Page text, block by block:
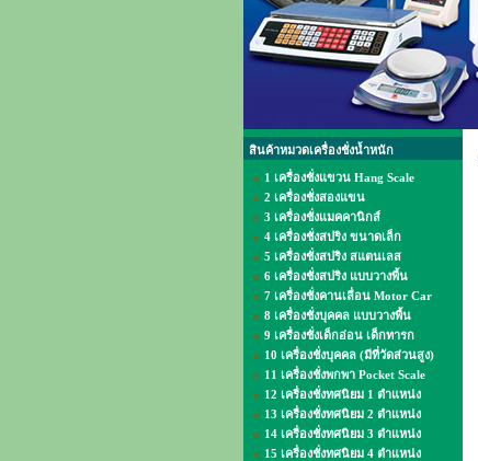
สินค้าหมวดเครื่องชั่งน้ำหนัก
1 เครื่องชั่งแขวน Hang Scale
2 เครื่องชั่งสองแขน
3 เครื่องชั่งแมคคานิกส์
4 เครื่องชั่งสปริง ขนาดเล็ก
5 เครื่องชั่งสปริง สแตนเลส
6 เครื่องชั่งสปริง แบบวางพื้น
7 เครื่องชั่งคานเลื่อน Motor Car
8 เครื่องชั่งบุคคล แบบวางพื้น
9 เครื่องชั่งเด็กอ่อน เด็กทารก
10 เครื่องชั่งบุคคล (มีที่วัดส่วนสูง)
11 เครื่องชั่งพกพา Pocket Scale
12 เครื่องชั่งทศนิยม 1 ตำแหน่ง
13 เครื่องชั่งทศนิยม 2 ตำแหน่ง
14 เครื่องชั่งทศนิยม 3 ตำแหน่ง
15 เครื่องชั่งทศนิยม 4 ตำแหน่ง